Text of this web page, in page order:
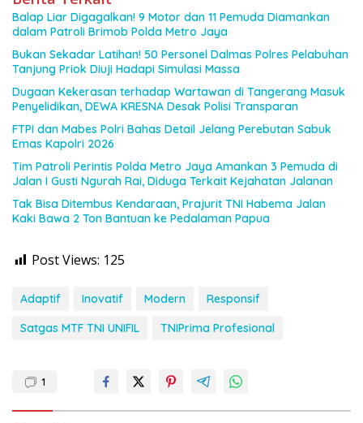
Balap Liar Digagalkan! 9 Motor dan 11 Pemuda Diamankan
dalam Patroli Brimob Polda Metro Jaya
Bukan Sekadar Latihan! 50 Personel Dalmas Polres Pelabuhan
Tanjung Priok Diuji Hadapi Simulasi Massa
Dugaan Kekerasan terhadap Wartawan di Tangerang Masuk
Penyelidikan, DEWA KRESNA Desak Polisi Transparan
FTPI dan Mabes Polri Bahas Detail Jelang Perebutan Sabuk
Emas Kapolri 2026
Tim Patroli Perintis Polda Metro Jaya Amankan 3 Pemuda di
Jalan I Gusti Ngurah Rai, Diduga Terkait Kejahatan Jalanan
Tak Bisa Ditembus Kendaraan, Prajurit TNI Habema Jalan
Kaki Bawa 2 Ton Bantuan ke Pedalaman Papua
Post Views: 125
Adaptif Inovatif Modern
Responsif
Satgas MTF TNI UNIFIL
TNIPrima Profesional
1